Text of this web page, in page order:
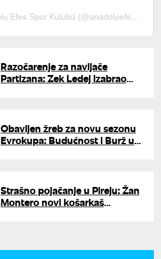
Razočarenje za navijače
Partizana: Zek Ledej izabrao
Obavljen žreb za novu sezonu
Evrokupa: Budućnost i Burž u
Strašno pojačanje u Pireju: Žan
Montero novi košarkaš